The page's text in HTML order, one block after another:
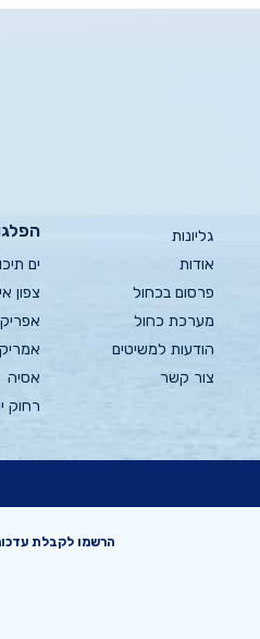
גליונות
אודות
פרסום בכחול
מערכת כחול
הודעות למשיטים
צור קשר
ים
צפון
אסיה
רחוק
הרשמו לקבלת